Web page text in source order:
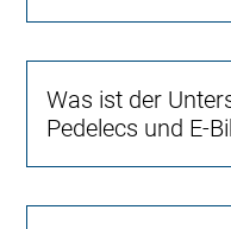
Was ist der
Pedelecs und E-